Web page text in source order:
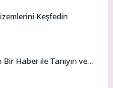
Keşfedin
Haber ile Tanıyın ve